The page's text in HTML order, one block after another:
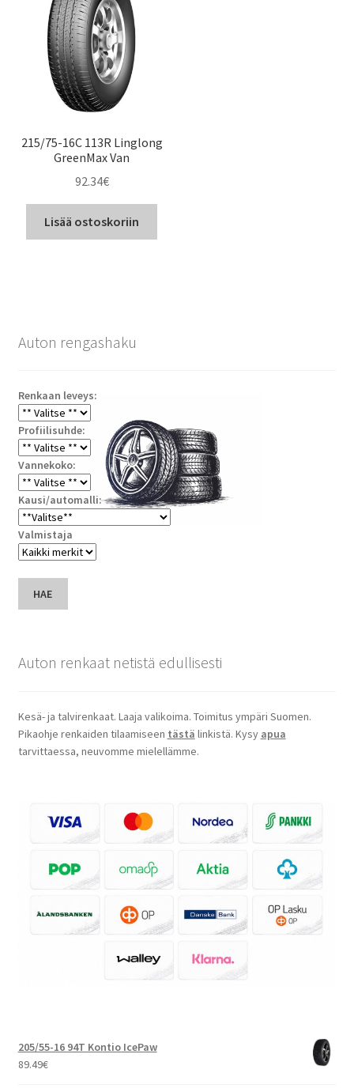
215/75-16C 113R Linglong
GreenMax Van
92.34€
Lisää ostoskoriin
Auton rengashaku
Renkaan leveys:
Profiilisuhde:
Vannekoko:
Kausi/automalli:
Valmistaja
HAE
Auton renkaat netistä edullisesti
Kesä- ja talvirenkaat. Laaja valikoima. Toimitus ympäri Suomen.
Pikaohje renkaiden tilaamiseen tästä linkistä. Kysy apua
tarvittaessa, neuvomme mielellämme.
205/55-16 94T Kontio IcePaw
89.49€